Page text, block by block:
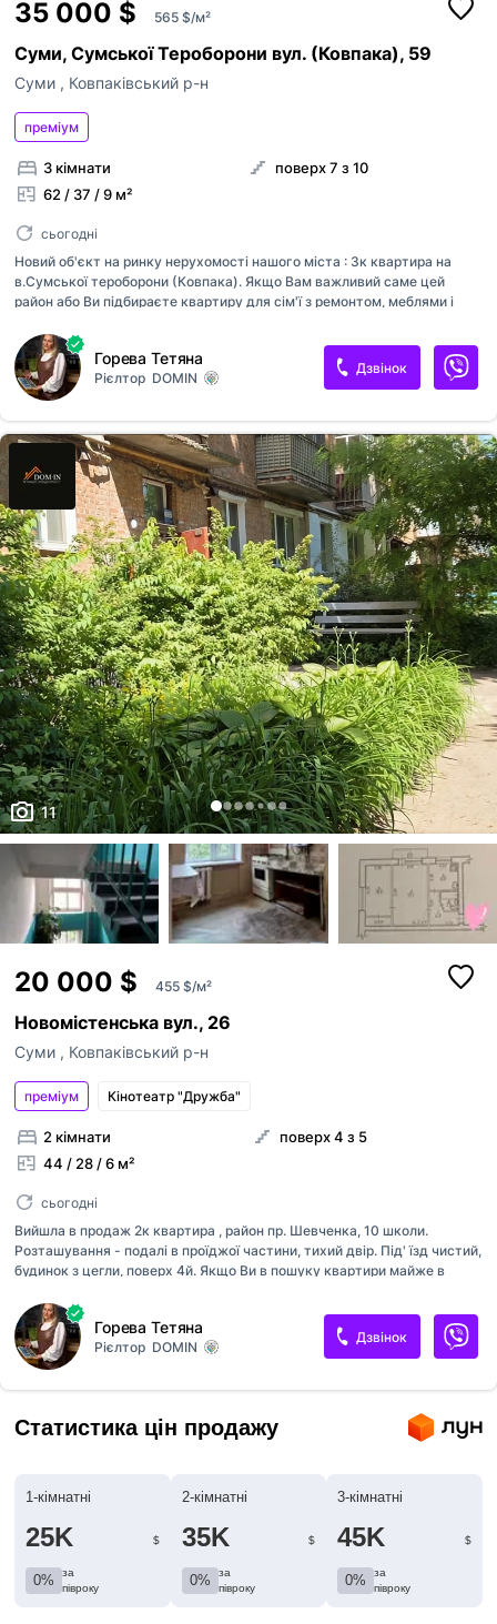
35 000 $ 565 $/м²
Суми, Сумської Тероборони вул. (Ковпака), 59
Суми , Ковпаківський р-н
преміум
3 кімнати
62 / 37 / 9 м²
поверх 7 з 10
сьогодні
Новий об'єкт на ринку нерухомості нашого міста : 3к квартира на
в.Сумської тероборони (Ковпака). Якщо Вам важливий саме цей
район або Ви підбираєте квартиру для сім'ї з ремонтом, меблями і
у будинку відремонтовані , оновлені основні шви стикових плит .
Замінені сантехніка, стояки. Бойлер дасть можливість бути з
гарячою водою в разі відключення. Встановлені лічильники на газ,
світло й воду. Кімнати окремі, тому в кожного буде свій особистий
простір. В цьому районі нема проблем з розвиненою
інфраструктурою. Для сімей з дітками поряд школа, дитячий садок,
поліклініка. Пропоную краще один раз побачити і зрозуміти...
Горева Тетяна
Рієлтор DOMIN
Дзвінок
11
20 000 $ 455 $/м²
Новомістенська вул., 26
Суми , Ковпаківський р-н
преміум Кінотеатр "Дружба"
2 кімнати
44 / 28 / 6 м²
поверх 4 з 5
сьогодні
Вийшла в продаж 2к квартира , район пр. Шевченка, 10 школи.
Розташування - подалі в проїджої частини, тихий двір. Під' їзд чистий,
будинок з цегли, поверх 4й. Якщо Ви в пошуку квартири майже в
пошти, аптек і навіть кінотеатру...розгляньте нашу пропозицю. Вікна
вже замінені на пластикові, балкон не застеклений. Готові
реалізувати своє бачення ремонту - будь ласка! Але можна зайти і
жити вже на цьому етапі. Продаж відбувається без меблів і техніки.
Бонус - є свій підвал. Розглядаємо тільки готівку, в Євровалюті.
Горева Тетяна
Рієлтор DOMIN
Дзвінок
Статистика цін продажу
1-кімнатні
25K $
0%
за
півроку
2-кімнатні
35K $
0%
за
півроку
3-кімнатні
45K $
0%
за
півроку